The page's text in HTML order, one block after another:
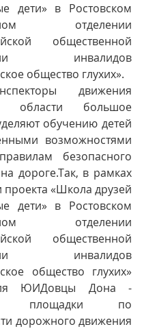
дети» в Ростовском
отделении
общественной
инвалидов
общество глухих».
движения
области большое
обучению детей
возможностями
безопасного
дороге.Так, в рамках
проекта «Школа друзей
дети» в Ростовском
отделении
общественной
инвалидов
общество глухих»
ЮИДовцы Дона -
площадки по
дорожного движения